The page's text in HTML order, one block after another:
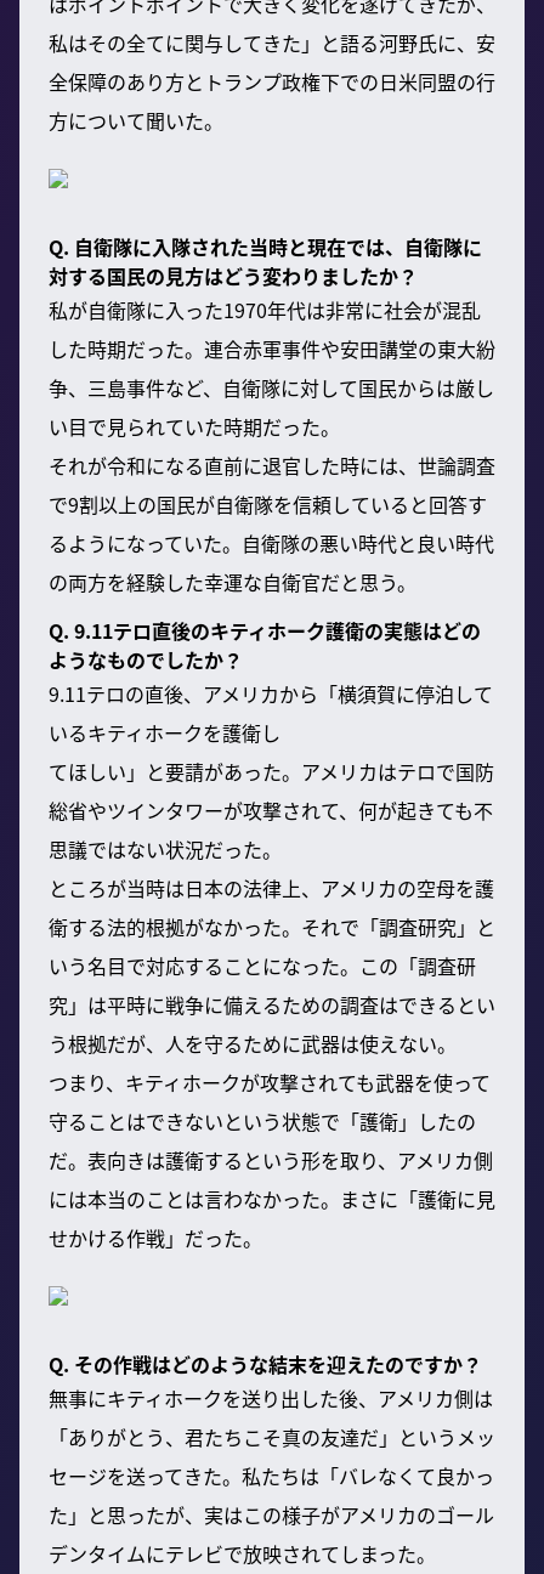
私はその全てに関与してきた」と語る河野氏に、安
全保障のあり方とトランプ政権下での日米同盟の行
方について聞いた。
Q. 自衛隊に入隊された当時と現在では、自衛隊に
対する国民の見方はどう変わりましたか？
私が自衛隊に入った1970年代は非常に社会が混乱
した時期だった。連合赤軍事件や安田講堂の東大紛
争、三島事件など、自衛隊に対して国民からは厳し
い目で見られていた時期だった。
それが令和になる直前に退官した時には、世論調査
で9割以上の国民が自衛隊を信頼していると回答す
るようになっていた。自衛隊の悪い時代と良い時代
の両方を経験した幸運な自衛官だと思う。
Q. 9.11テロ直後のキティホーク護衛の実態はどの
ようなものでしたか？
9.11テロの直後、アメリカから「横須賀に停泊して
いるキティホークを護衛し
てほしい」と要請があった。アメリカはテロで国防
総省やツインタワーが攻撃されて、何が起きても不
思議ではない状況だった。
ところが当時は日本の法律上、アメリカの空母を護
衛する法的根拠がなかった。それで「調査研究」と
いう名目で対応することになった。この「調査研
究」は平時に戦争に備えるための調査はできるとい
う根拠だが、人を守るために武器は使えない。
つまり、キティホークが攻撃されても武器を使って
守ることはできないという状態で「護衛」したの
だ。表向きは護衛するという形を取り、アメリカ側
には本当のことは言わなかった。まさに「護衛に見
せかける作戦」だった。
Q. その作戦はどのような結末を迎えたのですか？
無事にキティホークを送り出した後、アメリカ側は
「ありがとう、君たちこそ真の友達だ」というメッ
セージを送ってきた。私たちは「バレなくて良かっ
た」と思ったが、実はこの様子がアメリカのゴール
デンタイムにテレビで放映されてしまった。